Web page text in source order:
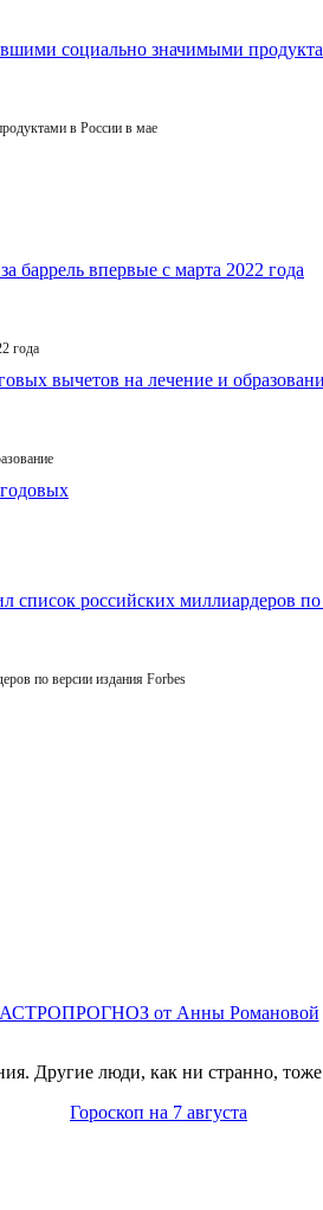
в России в мае
года
по версии издания Forbes
АСТРОПРОГНОЗ от Анны Романовой
Другие люди, как ни странно,
Гороскоп на 7 августа